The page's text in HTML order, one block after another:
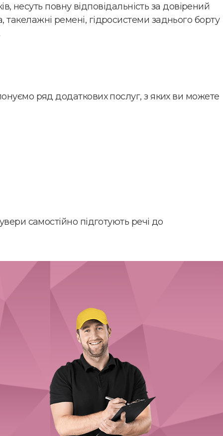
несуть повну відповідальність за довірений
ремені, гідросистеми заднього борту
ряд додаткових послуг, з яких ви можете
самостійно підготують речі до